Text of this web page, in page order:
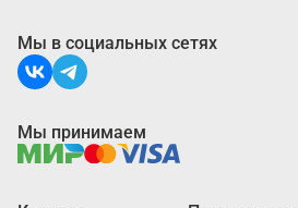
Мы в социальных сетях
Мы принимаем